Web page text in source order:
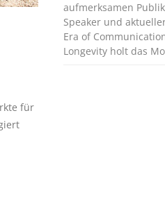
für
aufmerksamen
Speaker und
Era of
Longevity holt das